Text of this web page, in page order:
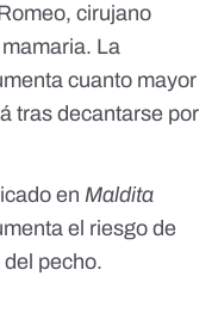
, cirujano
La
cuanto mayor
tras decantarse por
en Maldita
el riesgo de
del pecho.